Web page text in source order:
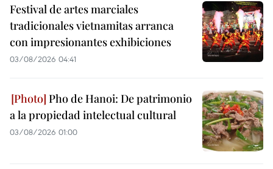
Festival de artes marciales
tradicionales vietnamitas arranca
con impresionantes exhibiciones
03/08/2026 04:41
Pho de Hanoi: De patrimonio
a la propiedad intelectual cultural
03/08/2026 01:00